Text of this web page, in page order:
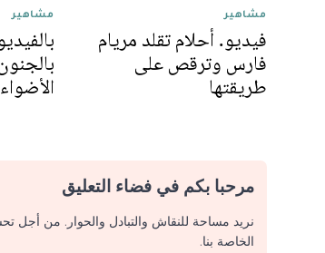
مشاهير
فيديو. أحلام تقلد مريام
فارس وترقص على
طريقتها
مشاهير
مرحبا بكم في فضاء التعليق
نريد مساحة للنقاش والتبادل والحوار. من أجل
الخاصة بنا.